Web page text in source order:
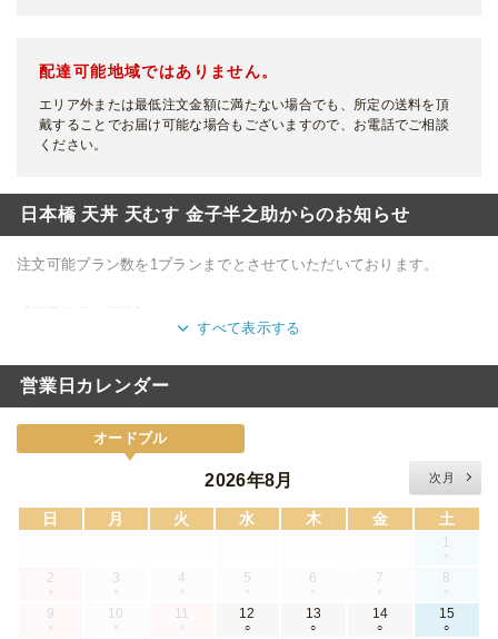
配達可能地域ではありません。
エリア外または最低注文金額に満たない場合でも、所定の送料を頂
戴することでお届け可能な場合もございますので、お電話でご相談
ください。
日本橋 天丼 天むす 金子半之助からのお知らせ
注文可能プラン数を1プランまでとさせていただいております。
通常通り配達いたします。
すべて表示する
営業日カレンダー
オードブル
2026年8月 次月
日 月 火 水 木 金 土
1
×
2
×
3
×
4
×
5
×
6
×
7
×
8
×
9
×
10
×
11
×
12
○
13
○
14
○
15
○